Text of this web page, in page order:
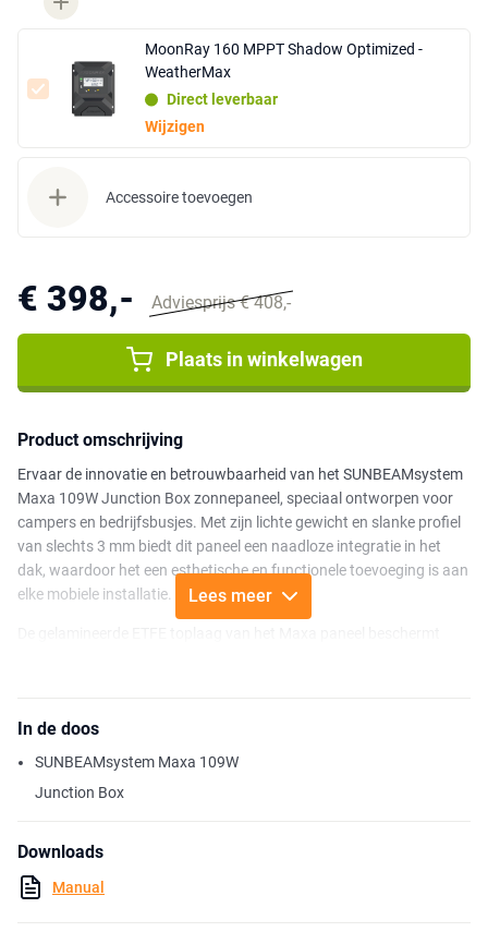
MoonRay 160 MPPT Shadow Optimized -
WeatherMax
Direct leverbaar
Wijzigen
Accessoire toevoegen
€ 398,- Adviesprijs € 408,-
Plaats in winkelwagen
Product omschrijving
Ervaar de innovatie en betrouwbaarheid van het SUNBEAMsystem
Maxa 109W Junction Box zonnepaneel, speciaal ontworpen voor
campers en bedrijfsbusjes. Met zijn lichte gewicht en slanke profiel
van slechts 3 mm biedt dit paneel een naadloze integratie in het
dak, waardoor het een esthetische en functionele toevoeging is aan
elke mobiele installatie.
technologie wordt ook in situaties met gedeeltelijke schaduw
efficiënt energie gegenereerd, waardoor je altijd verzekerd bent van
gebruiksvriendelijke ontwerp, waardoor je snel kunt profiteren van
voorzien van RVS ogen. Wel zijn deze uitgerust met MC4 stekkers
Lees meer
In de doos
SUNBEAMsystem Maxa 109W
Junction Box
Downloads
Manual